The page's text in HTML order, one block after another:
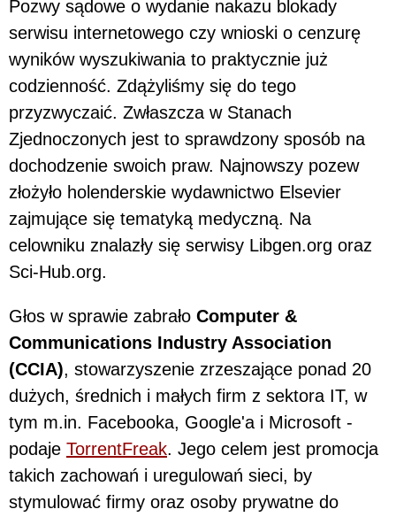
Pozwy sądowe o wydanie nakazu blokady
serwisu internetowego czy wnioski o cenzurę
wyników wyszukiwania to praktycznie już
codzienność. Zdążyliśmy się do tego
przyzwyczaić. Zwłaszcza w Stanach
Zjednoczonych jest to sprawdzony sposób na
dochodzenie swoich praw. Najnowszy pozew
złożyło holenderskie wydawnictwo Elsevier
zajmujące się tematyką medyczną. Na
celowniku znalazły się serwisy Libgen.org oraz
Sci-Hub.org.
Głos w sprawie zabrało Computer &
Communications Industry Association
(CCIA), stowarzyszenie zrzeszające ponad 20
dużych, średnich i małych firm z sektora IT, w
tym m.in. Facebooka, Google'a i Microsoft -
podaje TorrentFreak. Jego celem jest promocja
takich zachowań i uregulowań sieci, by
stymulować firmy oraz osoby prywatne do